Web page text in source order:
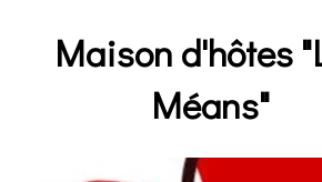
Maison d'hôtes
Méans"